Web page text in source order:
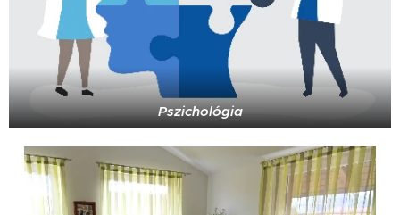
Pszichológia